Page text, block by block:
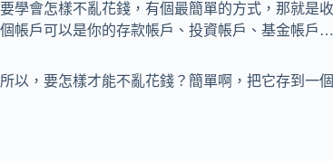
要學會怎樣不亂花錢，有個最簡單的方式，那就是
個帳戶可以是你的存款帳戶、投資帳戶、基金帳戶…
所以，要怎樣才能不亂花錢？簡單啊，把它存到一